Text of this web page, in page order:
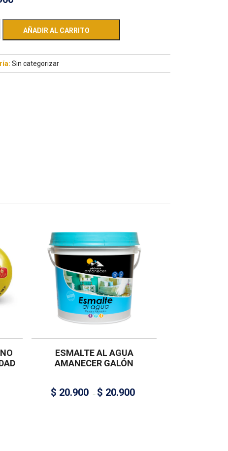
AÑADIR AL CARRITO
Sin categorizar
ESMALTE AL AGUA
AMANECER GALÓN
$ 20.900 – $ 20.900